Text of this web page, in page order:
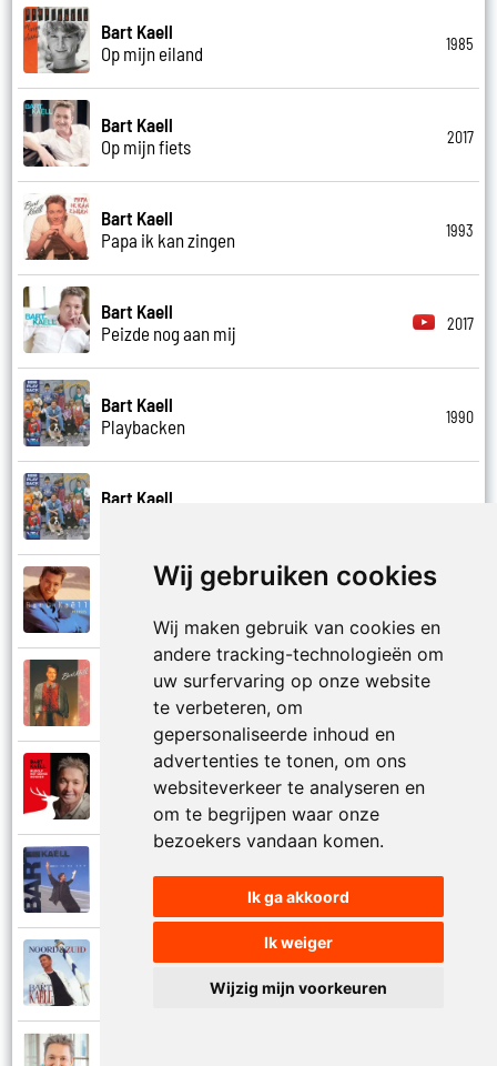
Wij gebruiken cookies
Wij maken gebruik van cookies en
andere tracking-technologieën om
uw surfervaring op onze website
te verbeteren, om
gepersonaliseerde inhoud en
advertenties te tonen, om ons
websiteverkeer te analyseren en
om te begrijpen waar onze
bezoekers vandaan komen.
Ik ga akkoord
Ik weiger
Wijzig mijn voorkeuren
Bart Kaell
Op mijn eiland
1985
Bart Kaell
Op mijn fiets
2017
Bart Kaell
Papa ik kan zingen
1993
Bart Kaell
Peizde nog aan mij
2017
Bart Kaell
Playbacken
1990
Bart Kaell
Bart Kaell
Bart Kaell
Rudolf het gekke rendier
Bart Kaell